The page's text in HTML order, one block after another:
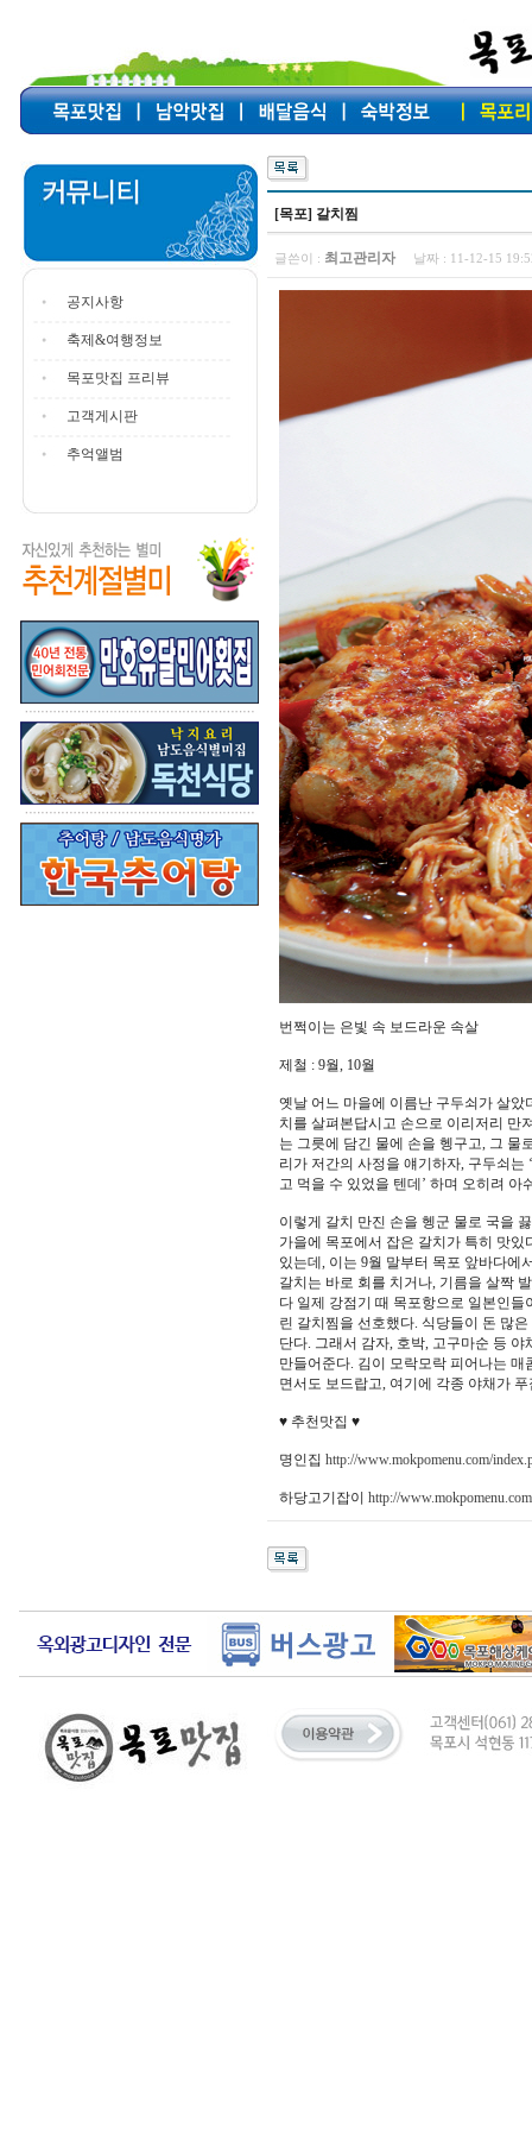
공지사항
축제&여행정보
목포맛집 프리뷰
고객게시판
추억앨범
[목포] 갈치찜
글쓴이 : 최고관리자 날짜 : 11-12-15
번쩍이는 은빛 속 보드라운 속살
제철 : 9월, 10월
옛날 어느 마을에 이름난 구두쇠가 살
치를 살펴본답시고 손으로 이리저리 만
는 그릇에 담긴 물에 손을 헹구고, 그 물
리가 저간의 사정을 얘기하자, 구두쇠
고 먹을 수 있었을 텐데’ 하며 오히려 아
이렇게 갈치 만진 손을 헹군 물로 국을
가을에 목포에서 잡은 갈치가 특히 맛있
있는데, 이는 9월 말부터 목포 앞바다에
갈치는 바로 회를 치거나, 기름을 살짝
다 일제 강점기 때 목포항으로 일본인
린 갈치찜을 선호했다. 식당들이 돈 많
단다. 그래서 감자, 호박, 고구마순 등
만들어준다. 김이 모락모락 피어나는
면서도 보드랍고, 여기에 각종 야채가
♥ 추천맛집 ♥
명인집 http://www.mokpomenu.com/
하당고기잡이 http://